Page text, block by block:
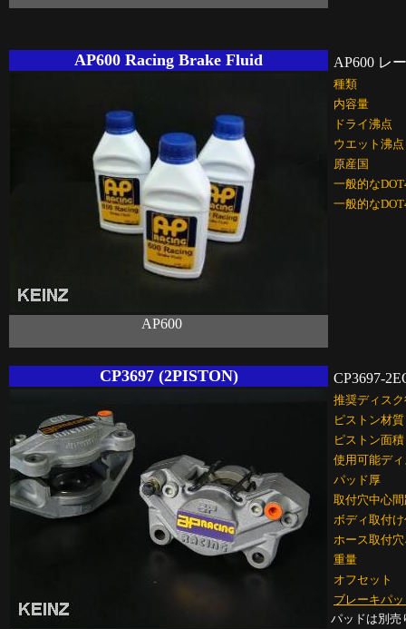
AP600 Racing Brake Fluid AP600 レ
種類
内容量
ドライ沸点
ウエット沸点
原産国
一般的な
一般的な
AP600
CP3697 (2PISTON) CP3697-
推奨ディス
ピストン材質
ピストン面積
使用可能デ
パッド厚
取付穴中心
ボディ取付
ホース取付
重量
オフセット
ブレーキパ
パッドは別売